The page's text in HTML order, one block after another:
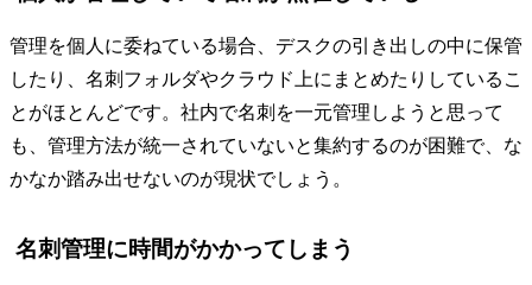
管理を個人に委ねている場合、デスクの引き出しの中に保管
したり、名刺フォルダやクラウド上にまとめたりしているこ
とがほとんどです。社内で名刺を一元管理しようと思って
も、管理方法が統一されていないと集約するのが困難で、な
かなか踏み出せないのが現状でしょう。
名刺管理に時間がかかってしまう